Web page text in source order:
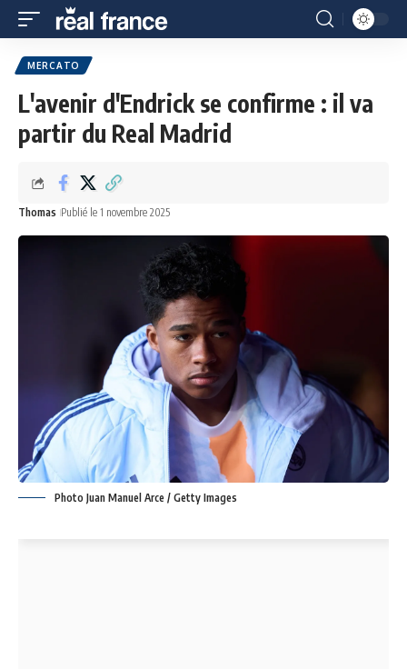
MERCATO
L'avenir d'Endrick se confirme : il va
partir du Real Madrid
Thomas Publié le 1 novembre 2025
Photo Juan Manuel Arce / Getty Images